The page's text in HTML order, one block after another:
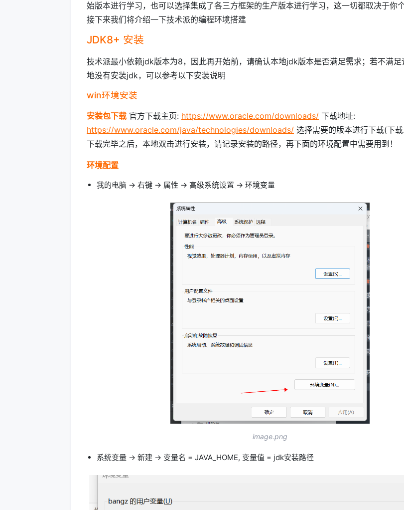
始版本进行学习，也可以选择集成了各三方框架的生产版本进行学习，这一切都取决于你
接下来我们将介绍一下技术派的编程环境搭建
JDK8+ 安装
技术派最小依赖jdk版本为8，因此再开始前，请确认本地jdk版本是否满足需求；若不满足
地没有安装jdk，可以参考以下安装说明
win环境安装
安装包下载 官方下载主页: https://www.oracle.com/downloads/ 下载地址:
https://www.oracle.com/java/technologies/downloads/ 选择需要的版本进行下载(下
下载完毕之后，本地双击进行安装，请记录安装的路径，再下面的环境配置中需要用到！
环境配置
我的电脑 -> 右键 -> 属性 -> 高级系统设置 -> 环境变量
image.png
系统变量 -> 新建 -> 变量名 = JAVA_HOME, 变量值 = jdk安装路径